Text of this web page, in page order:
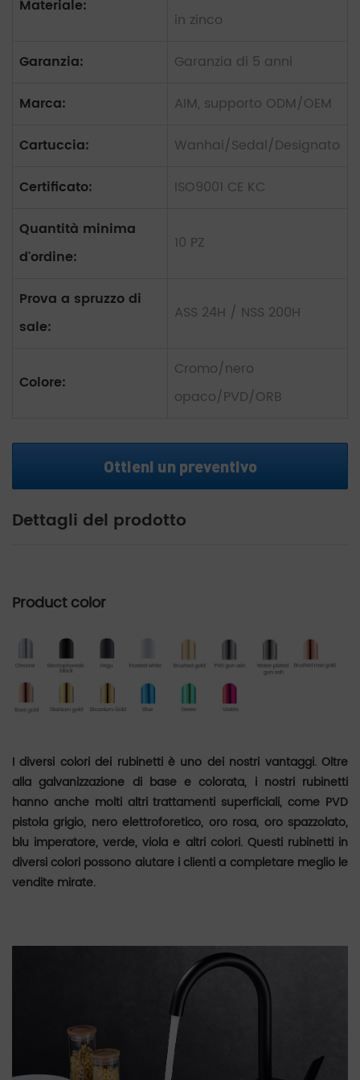
Materiale:
in zinco
Garanzia:
Garanzia di 5 anni
Marca:
AIM, supporto ODM/OEM
Cartuccia:
Wanhai/Sedal/Designato
Certificato:
ISO9001 CE KC
Quantità minima
d'ordine:
10 PZ
Prova a spruzzo di
sale:
ASS 24H / NSS 200H
Colore:
Cromo/nero
opaco/PVD/ORB
Ottieni un preventivo
Dettagli del prodotto
Product color
I diversi colori dei rubinetti è uno dei nostri vantaggi. Oltre
alla galvanizzazione di base e colorata, i nostri rubinetti
hanno anche molti altri trattamenti superficiali, come PVD
pistola grigio, nero elettroforetico, oro rosa, oro spazzolato,
blu imperatore, verde, viola e altri colori. Questi rubinetti in
diversi colori possono aiutare i clienti a completare meglio le
vendite mirate.